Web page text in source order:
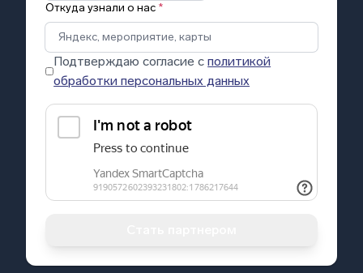
Откуда узнали о нас *
Подтверждаю согласие сполитикой
обработки персональных данных